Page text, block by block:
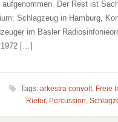
Der Rest ist
Schlagzeug in Hamburg,
im Basler
1972 […]
Tags: arkestra convolt, Freie
Riefer, Percussion